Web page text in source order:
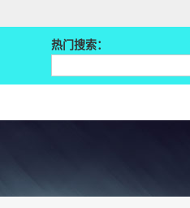
热门搜索：